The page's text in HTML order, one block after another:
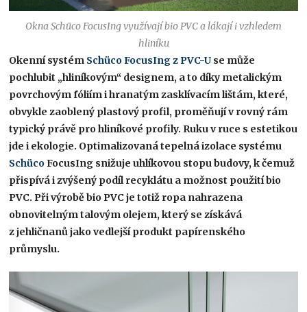
Okna Schüco FocusIng využívají bio PVC a lákají i vzhledem
hliníku
Okenní systém Schüco FocusIng z PVC-U se může
pochlubit „hliníkovým“ designem, a to díky metalickým
povrchovým fóliím i hranatým zasklívacím lištám, které,
obvykle zaoblený plastový profil, proměňují v rovný rám
typický právě pro hliníkové profily. Ruku v ruce s estetikou
jde i ekologie. Optimalizovaná tepelná izolace systému
SchücoFocusIng snižuje uhlíkovou stopu budovy, k čemuž
přispívá i zvýšený podíl recyklátu a možnost použití bio
PVC. Při výrobě bio PVC je totiž ropa nahrazena
obnovitelným talovým olejem, který se získává
z jehličnanů jako vedlejší produkt papírenského
průmyslu.